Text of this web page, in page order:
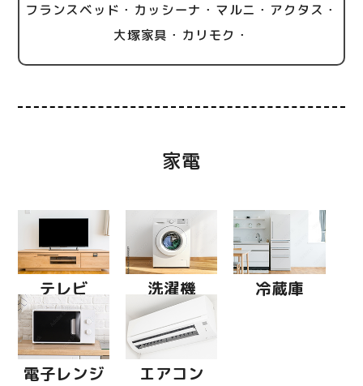
フランスベッド・カッシーナ・マルニ・アクタス・
大塚家具・カリモク・
家電
テレビ 洗濯機 冷蔵庫
電子レンジ エアコン